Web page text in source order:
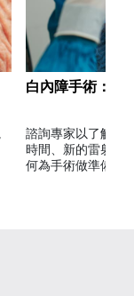
白內障手術：應
諮詢專家以了解有
時間、新的雷射方
何為手術做準備等